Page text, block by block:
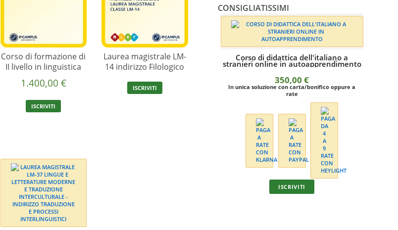
Corso di formazione di
II livello in linguistica
1.400,00 €
ISCRIVITI
Laurea magistrale LM-
14 indirizzo Filologico
ISCRIVITI
CONSIGLIATISSIMI
Corso di didattica dell'italiano a
stranieri online in autoapprendimento
350,00 €
In unica soluzione con carta/bonifico oppure a
rate
ISCRIVITI